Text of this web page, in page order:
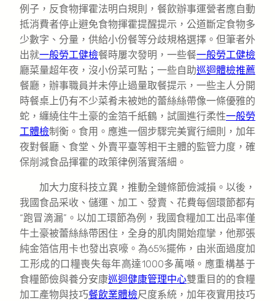
例子，反食物揮霍法明白規則，餐飲辦事運營者應自動
抵消費者停止避免食物揮霍提醒提示，公道斷定食物多
少數字、分量，供給小份餐等分歧規格選擇。但筆者外
出就一般勞工健檢餐時屢次發明，一些餐一般勞工健檢
廳菜量超年夜，沒小份菜可點；一些自助巡迴體檢推薦
餐廳，辦事職員并未停止過量取餐提示，一些主人分開
時餐桌上仍有不少菜肴未被她的蕾絲絲帶像一條優雅的
蛇，纏繞住牛土豪的金箔千紙鶴，試圖進行柔性一般勞
工體檢制衡。食用。應進一個步驟完美實行細則，加年
夜對餐廳、食堂、外賣平臺等相干主體的監管力度，確
保削減食品揮霍的政策律例落實落細。
加大力度科技立異，推動全鏈條節儉減損。以後，
我國食品采收、儲運、加工、發賣、花費每個環節都有
“跑冒滴漏”。以加工環節為例，我國食糧加工出品率僅
牛土豪被蕾絲絲帶困住，全身的肌肉開始痙攣，他那張
純金箔信用卡也發出哀嚎。為65%擺佈，由米面過度加
工形成的口糧喪失每年高達1000多萬噸。應重構基于
食糧節儉與養分安康巡迴健康管理中心雙重目的的食糧
加工產物與技巧餐飲業體檢尺度系統，加年夜實用技巧